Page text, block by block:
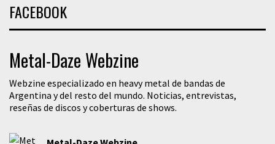
FACEBOOK
Metal-Daze Webzine
Webzine especializado en heavy metal de bandas de
Argentina y del resto del mundo. Noticias, entrevistas,
reseñas de discos y coberturas de shows.